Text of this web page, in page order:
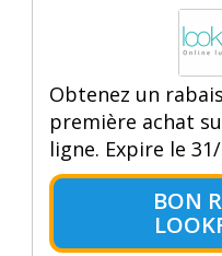
Obtenez un
première achat
ligne. Expire le
BON